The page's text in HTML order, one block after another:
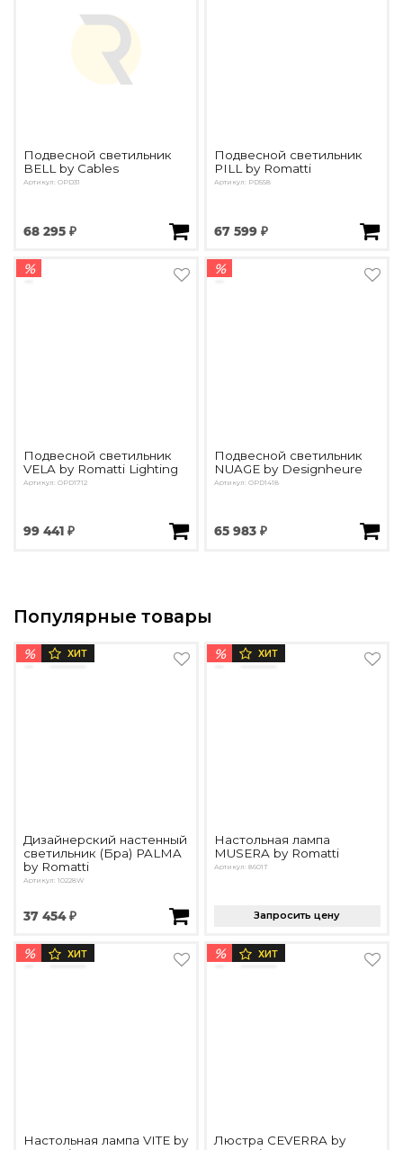
Подвесной светильник
BELL by Cables
Артикул: OPD31
68 295 ₽
Подвесной светильник
PILL by Romatti
Артикул: PD558
67 599 ₽
%
Подвесной светильник
VELA by Romatti Lighting
Артикул: OPD1712
99 441 ₽
%
Подвесной светильник
NUAGE by Designheure
Артикул: OPD1418
65 983 ₽
Популярные товары
% ХИТ
Дизайнерский настенный
светильник (Бра) PALMA
by Romatti
Артикул: 10228W
37 454 ₽
% ХИТ
Настольная лампа
MUSERA by Romatti
Артикул: 8601T
Запросить цену
% ХИТ
Настольная лампа VITE by
% ХИТ
Люстра CEVERRA by